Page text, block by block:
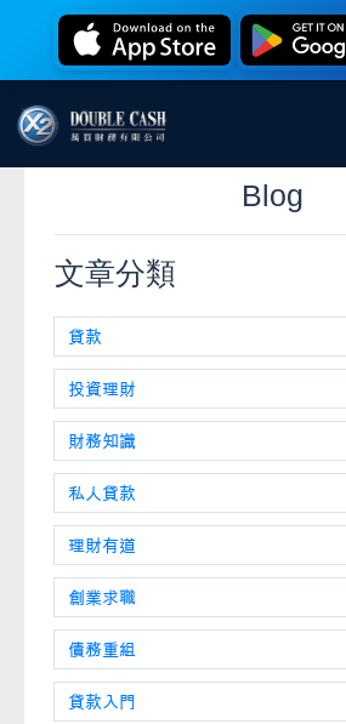
Blog
文章分類
貸款
投資理財
財務知識
私人貸款
理財有道
創業求職
債務重組
貸款入門